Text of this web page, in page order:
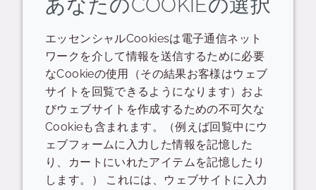
SP TWEEN 20 MBAL-LQ-(CQ) - SDK1491
英語: 707.0 KB READ DESCRIPTIONS
ログイン/登録
SP TWEEN 20 MBAL-LQ-(RB) - SD05530
英語: 666.0 KB READ DESCRIPTIONS
あなたのCOOKIEの選択
エッセンシャルCookiesは電子通信ネット
ワークを介して情報を送信するために必要
なCookieの使用（その結果お客様はウェブ
サイトを回覧できるようになります）およ
びウェブサイトを作成するための不可欠な
Cookieも含まれます。（例えば回覧中にウ
ェブフォームに入力した情報を記憶した
り、カートにいれたアイテムを記憶したり
します。） これには、ウェブサイトに入力